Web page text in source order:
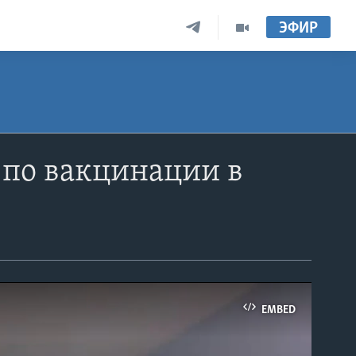
ЭФИР
вакцинации в
EMBED